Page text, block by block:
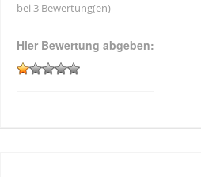
bei 3 Bewertung(en)
Hier Bewertung abgeben: